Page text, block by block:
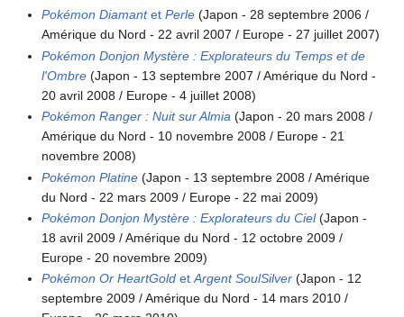
Pokémon DiamantetPerle (Japon - 28 septembre 2006 /
Amérique du Nord - 22 avril 2007 / Europe - 27 juillet 2007)
Pokémon Donjon Mystère : Explorateurs du Temps et de
l'Ombre (Japon - 13 septembre 2007 / Amérique du Nord -
20 avril 2008 / Europe - 4 juillet 2008)
Pokémon Ranger : Nuit sur Almia (Japon - 20 mars 2008 /
Amérique du Nord - 10 novembre 2008 / Europe - 21
novembre 2008)
Pokémon Platine (Japon - 13 septembre 2008 / Amérique
du Nord - 22 mars 2009 / Europe - 22 mai 2009)
Pokémon Donjon Mystère : Explorateurs du Ciel(Japon -
18 avril 2009 / Amérique du Nord - 12 octobre 2009 /
Europe - 20 novembre 2009)
Pokémon Or HeartGold etArgent SoulSilver (Japon - 12
septembre 2009 / Amérique du Nord - 14 mars 2010 /